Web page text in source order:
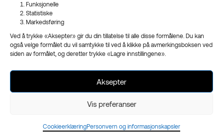
Funksjonelle
Statistiske
Markedsføring
Ved å trykke «Aksepter» gir du din tillatelse til alle disse formålene. Du kan
også velge formålet du vil samtykke til ved å klikke på avmerkingsboksen ved
siden av formålet, og deretter trykke «Lagre innstillingene».
Aksepter
Vis preferanser
CookieerklæringPersonvern og informasjonskapsler
- en del avReklameservice